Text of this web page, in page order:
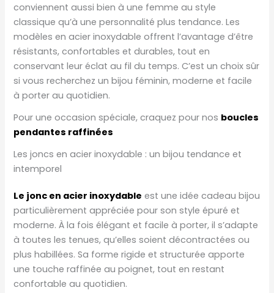
conviennent aussi bien à une femme au style
classique qu’à une personnalité plus tendance. Les
modèles en acier inoxydable offrent l’avantage d’être
résistants, confortables et durables, tout en
conservant leur éclat au fil du temps. C’est un choix sûr
si vous recherchez un bijou féminin, moderne et facile
à porter au quotidien.
Pour une occasion spéciale, craquez pour nos boucles
pendantes raffinées
Les joncs en acier inoxydable : un bijou tendance et
intemporel
Le jonc en acier inoxydable est une idée cadeau bijou
particulièrement appréciée pour son style épuré et
moderne. À la fois élégant et facile à porter, il s’adapte
à toutes les tenues, qu’elles soient décontractées ou
plus habillées. Sa forme rigide et structurée apporte
une touche raffinée au poignet, tout en restant
confortable au quotidien.